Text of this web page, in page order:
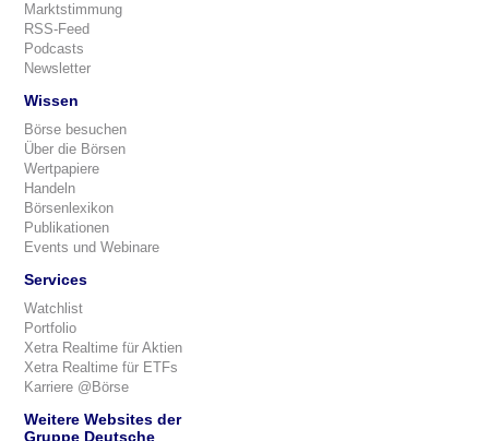
Marktstimmung
RSS-Feed
Podcasts
Newsletter
Wissen
Börse besuchen
Über die Börsen
Wertpapiere
Handeln
Börsenlexikon
Publikationen
Events und Webinare
Services
Watchlist
Portfolio
Xetra Realtime für Aktien
Xetra Realtime für ETFs
Karriere @Börse
Weitere Websites der
Gruppe Deutsche